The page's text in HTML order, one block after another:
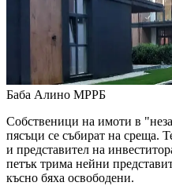
Баба Алино МРРБ
Собственици на имоти в
пясъци се събират на среща.
и представител на
петък трима нейни
късно бяха освободени.